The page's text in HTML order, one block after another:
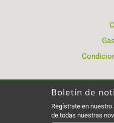
Boletín de
Regístrate en
de todas nuestras